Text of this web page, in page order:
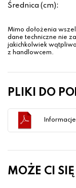
Średnica (cm):
Mimo dołożenia
dane techniczne nie
jakichkolwiek
z handlowcem.
PLIKI DO
MOŻE CI